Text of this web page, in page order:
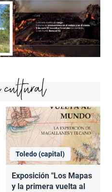
Toledo (capital)
Exposición "Los Mapas
y la primera vuelta al